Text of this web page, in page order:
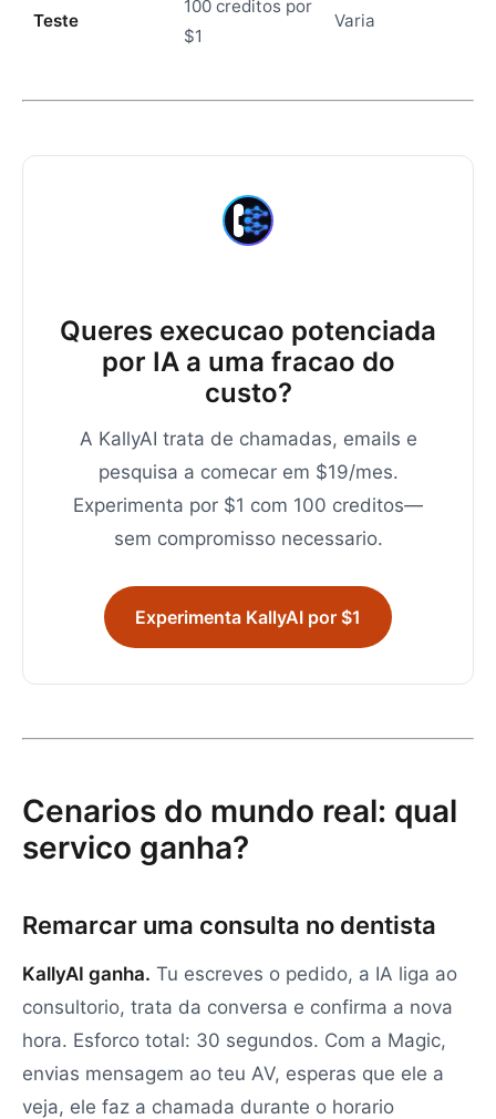
Teste
100 creditos por
$1
Varia
Queres execucao potenciada
por IA a uma fracao do
custo?
A KallyAI trata de chamadas, emails e
pesquisa a comecar em $19/mes.
Experimenta por $1 com 100 creditos—
sem compromisso necessario.
Experimenta KallyAI por $1
Cenarios do mundo real: qual
servico ganha?
Remarcar uma consulta no dentista
KallyAI ganha. Tu escreves o pedido, a IA liga ao
consultorio, trata da conversa e confirma a nova
hora. Esforco total: 30 segundos. Com a Magic,
envias mensagem ao teu AV, esperas que ele a
veja, ele faz a chamada durante o horario